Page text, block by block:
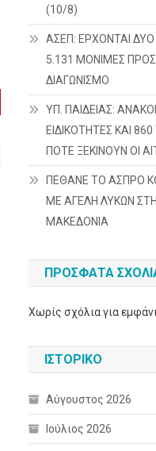
(10/8)
ΑΣΕΠ: ΕΡΧΟΝΤΑΙ ΔΥΟ
5.131 ΜΟΝΙΜΕΣ
ΔΙΑΓΩΝΙΣΜΟ
ΥΠ. ΠΑΙΔΕΙΑΣ:
ΕΙΔΙΚΟΤΗΤΕΣ ΚΑΙ
ΠΟΤΕ ΞΕΚΙΝΟΥΝ ΟΙ
ΠΕΘΑΝΕ ΤΟ ΑΣΠΡΟ
ΜΕ ΑΓΕΛΗ ΛΥΚΩΝ
ΜΑΚΕΔΟΝΙΑ
ΠΡΌΣΦΑΤΑ
Χωρίς σχόλια για
ΙΣΤΟΡΙΚΌ
Αύγουστος 2026
Ιούλιος 2026